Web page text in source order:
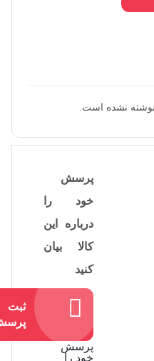
نشده است.
پرسش
خود را
درباره این
کالا بیان
کنید
ثبت
پرسش
خود را